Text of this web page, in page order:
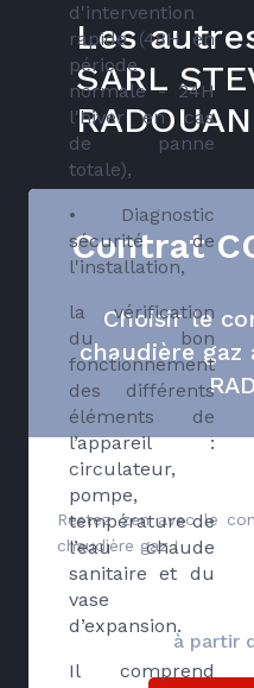
d'intervention
rapide (48H en
période
normale - 24H
l'hiver en cas
de panne
totale),
• Diagnostic
sécurité de
l'installation,
la vérification
du bon
fonctionnement
des différents
éléments de
l’appareil :
circulateur,
pompe,
température de
l’eau chaude
sanitaire et du
vase
d’expansion.
Il comprend
Les
SARL
RADOUAN
Contrat
Choisir le
chaudière gaz
Restez zen avec le
chaudière gaz !
à partir